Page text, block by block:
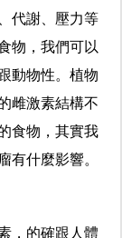
代謝、壓力等
物，我們可以
動物性。植物
雌激素結構不
食物，其實我
有什麼影響。
，的確跟人體